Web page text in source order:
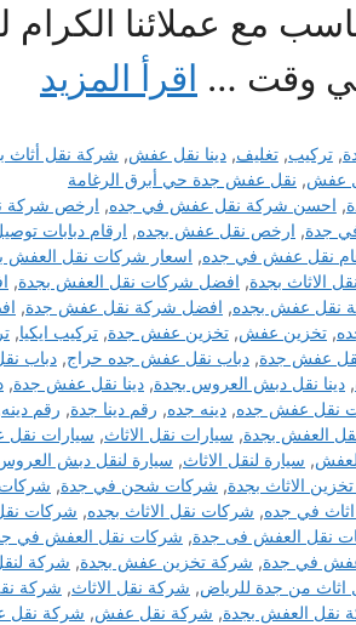
مع عملائنا الكرام
في وقت … اقرأ المزيد
,تركيب,تغليف,دينا نقل عفش, شركة نقل أثاث
عفش, نقل عفش جدة حي أبرق الرغامة
, احسن شركة نقل عفش في جده, ارخص شركة
جدة, ارخص نقل عفش بجده, ارقام دبابات
نقل عفش في جده, اسعار شركات نقل العفش
الاثاث بجدة, افضل شركات نقل العفش بجدة,
نقل عفش بجده, افضل شركة نقل عفش جدة,
, تخزين عفش, تخزين عفش جدة, تركيب ايكيا,
عفش جدة, دباب نقل عفش جده حراج, دباب
, دينا نقل دبش العروس بجدة, دينا نقل عفش جدة,
نقل عفش جده, دينه جده, رقم دينا جدة, رقم دينه
العفش بجدة, سيارات نقل الاثاث, سيارات
, سيارة لنقل الاثاث, سيارة لنقل دبش
الاثاث بجدة, شركات شحن في جدة, شركات
في جده, شركات نقل الاثاث بجده, شركات
نقل العفش فى جدة, شركات نقل العفش في
في جدة, شركة تخزين عفش بجدة, شركة
اثاث من جدة للرياض, شركة نقل الاثاث, شركة
نقل العفش بجدة, شركة نقل عفش, شركة نقل